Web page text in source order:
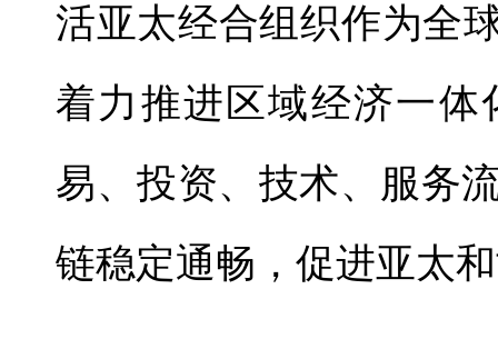
活亚太经合组织作为全
着力推进区域经济一
易、投资、技术、服务
链稳定通畅，促进亚太